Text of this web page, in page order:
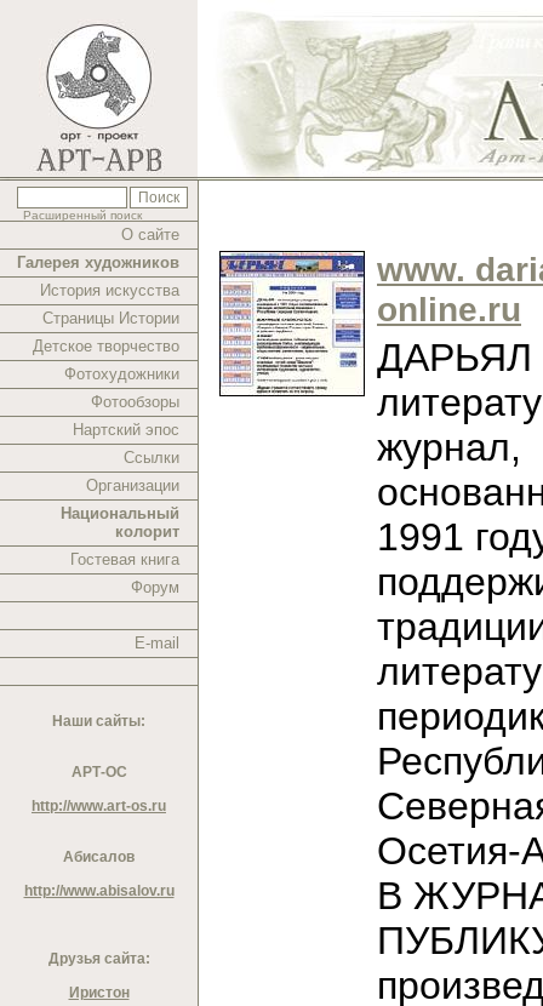
Расширенный поиск
О сайте
Галерея художников
История искусства
Страницы Истории
Детское творчество
Фотохудожники
Фотообзоры
Нартский эпос
Ссылки
Организации
Национальный
колорит
Гостевая книга
Форум
E-mail
Наши сайты:
АРТ-ОС
http://www.art-os.ru
Абисалов
http://www.abisalov.ru
Друзья сайта:
Иристон
www.
online.ru
ДАРЬЯЛ
журнал,
1991
В